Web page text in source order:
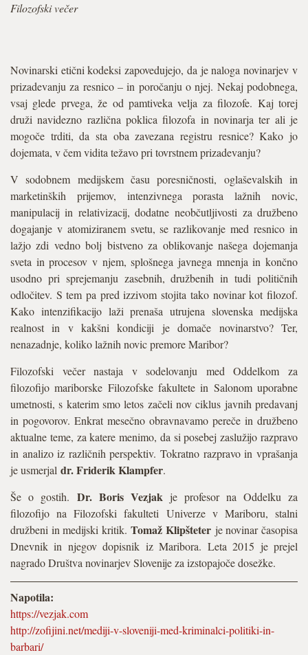
Filozofski večer
Novinarski etični kodeksi zapovedujejo, da je naloga novinarjev v
prizadevanju za resnico – in poročanju o njej. Nekaj podobnega,
vsaj glede prvega, že od pamtiveka velja za filozofe. Kaj torej
druži navidezno različna poklica filozofa in novinarja ter ali je
mogoče trditi, da sta oba zavezana registru resnice? Kako jo
dojemata, v čem vidita težavo pri tovrstnem prizadevanju?
V sodobnem medijskem času poresničnosti, oglaševalskih in
marketinških prijemov, intenzivnega porasta lažnih novic,
manipulacij in relativizacij, dodatne neobčutljivosti za družbeno
dogajanje v atomiziranem svetu, se razlikovanje med resnico in
lažjo zdi vedno bolj bistveno za oblikovanje našega dojemanja
sveta in procesov v njem, splošnega javnega mnenja in končno
usodno pri sprejemanju zasebnih, družbenih in tudi političnih
odločitev. S tem pa pred izzivom stojita tako novinar kot filozof.
Kako intenzifikacijo laži prenaša utrujena slovenska medijska
realnost in v kakšni kondiciji je domače novinarstvo? Ter,
nenazadnje, koliko lažnih novic premore Maribor?
Filozofski večer nastaja v sodelovanju med Oddelkom za
filozofijo mariborske Filozofske fakultete in Salonom uporabne
umetnosti, s katerim smo letos začeli nov ciklus javnih predavanj
in pogovorov. Enkrat mesečno obravnavamo pereče in družbeno
aktualne teme, za katere menimo, da si posebej zaslužijo razpravo
in analizo iz različnih perspektiv. Tokratno razpravo in vprašanja
je usmerjal dr. Friderik Klampfer.
Še o gostih. Dr. Boris Vezjak je profesor na Oddelku za
filozofijo na Filozofski fakulteti Univerze v Mariboru, stalni
družbeni in medijski kritik. Tomaž Klipšteter je novinar časopisa
Dnevnik in njegov dopisnik iz Maribora. Leta 2015 je prejel
nagrado Društva novinarjev Slovenije za izstopajoče dosežke.
Napotila:
https://vezjak.com
http://zofijini.net/mediji-v-sloveniji-med-kriminalci-politiki-in-
barbari/